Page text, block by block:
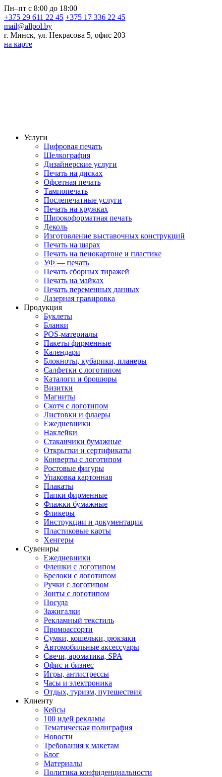
Пн–пт с 8:00 до 18:00
+375 29 611 22 45 +375 17 336 22 45
mail@allpol.by
г. Минск, ул. Некрасова 5, офис 203
на карте
Услуги
Цифровая печать
Шелкография
Дизайнерские услуги
Печать на дисках
Офсетная печать
Тампопечать
Послепечатные услуги
Печать на кружках
Широкоформатная печать
Деколь
Изготовление выставочных конструкций
Печать на шарах
Печать на пенокартоне и пластике
УФ — печать
Печать сборных тиражей
Печать на майках
Печать переменных данных
Лазерная гравировка
Продукция
Буклеты
Бланки
POS-материалы
Пакеты фирменные
Календари
Блокноты, кубарики, планеры
Салфетки с логотипом
Каталоги и брошюры
Визитки
Магниты
Скотч с логотипом
Листовки и флаеры
Ежедневники
Наклейки
Стаканчики бумажные
Открытки и сертификаты
Конверты с логотипом
Ростовые фигуры
Упаковка картонная
Плакаты
Папки фирменные
Флажки бумажные
Фликеры
Инструкции и документация
Пластиковые карты
Хенгеры
Сувениры
Ежедневники
Флешки с логотипом
Брелоки с логотипом
Ручки с логотипом
Зонты с логотипом
Посуда
Зажигалки
Рекламный текстиль
Промоассорти
Сумки, кошельки, рюкзаки
Автомобильные аксессуары
Свечи, ароматика, SPA
Офис и бизнес
Игры, антистрессы
Часы и электроника
Отдых, туризм, путешествия
Клиенту
Кейсы
100 идей рекламы
Тематическая полиграфия
Новости
Требования к макетам
Блог
Материалы
Политика конфиденциальности